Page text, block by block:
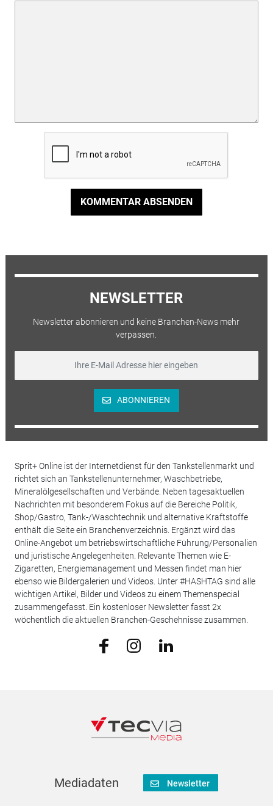
KOMMENTAR ABSENDEN
NEWSLETTER
Newsletter abonnieren und keine Branchen-News mehr
verpassen.
ABONNIEREN
Sprit+ Online ist der Internetdienst für den Tankstellenmarkt und
richtet sich an Tankstellenunternehmer, Waschbetriebe,
Mineralölgesellschaften und Verbände. Neben tagesaktuellen
Nachrichten mit besonderem Fokus auf die Bereiche Politik,
Shop/Gastro, Tank-/Waschtechnik und alternative Kraftstoffe
enthält die Seite ein Branchenverzeichnis. Ergänzt wird das
Online-Angebot um betriebswirtschaftliche Führung/Personalien
und juristische Angelegenheiten. Relevante Themen wie E-
Zigaretten, Energiemanagement und Messen findet man hier
ebenso wie Bildergalerien und Videos. Unter #HASHTAG sind alle
wichtigen Artikel, Bilder und Videos zu einem Themenspecial
zusammengefasst. Ein kostenloser Newsletter fasst 2x
wöchentlich die aktuellen Branchen-Geschehnisse zusammen.
Mediadaten Newsletter